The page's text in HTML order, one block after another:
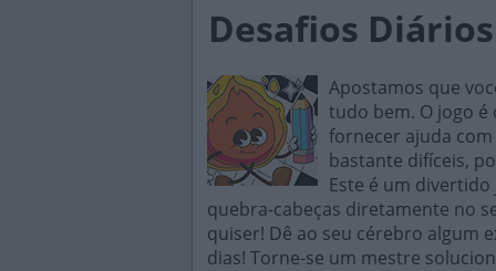
Desafios
Apostamos que
tudo bem. O jogo é
fornecer ajuda com
bastante difíceis,
Este é um
quebra-cabeças diretamente no
quiser! Dê ao seu cérebro algum
dias! Torne-se um mestre